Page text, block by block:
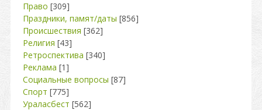
Право [309]
Праздники, памят/даты [856]
Происшествия [362]
Религия [43]
Ретроспектива [340]
Реклама [1]
Социальные вопросы [87]
Спорт [775]
Ураласбест [562]